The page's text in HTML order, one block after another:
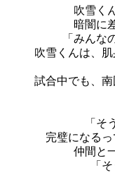
吹雪く
暗闇に
「みんな
吹雪くんは、
試合中でも、
「そ
完璧になるっ
仲間と
「